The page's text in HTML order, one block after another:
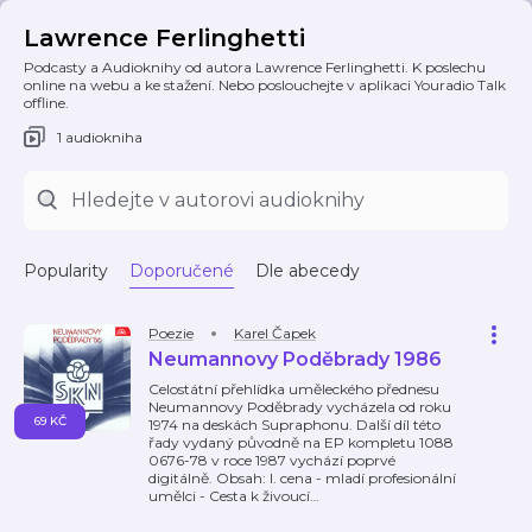
Lawrence Ferlinghetti
Podcasty a Audioknihy od autora Lawrence Ferlinghetti. K poslechu
online na webu a ke stažení. Nebo poslouchejte v aplikaci Youradio Talk
offline.
1 audiokniha
Popularity Doporučené Dle abecedy
Poezie Karel Čapek
Neumannovy Poděbrady 1986
Celostátní přehlídka uměleckého přednesu
Neumannovy Poděbrady vycházela od roku
1974 na deskách Supraphonu. Další díl této
řady vydaný původně na EP kompletu 1088
0676-78 v roce 1987 vychází poprvé
digitálně. Obsah: I. cena - mladí profesionální
umělci - Cesta k živoucí…
69 KČ